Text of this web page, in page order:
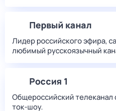
Первый канал
Лидер российского эфира,
любимый русскоязычный
Россия 1
Общероссийский
ток-шоу.